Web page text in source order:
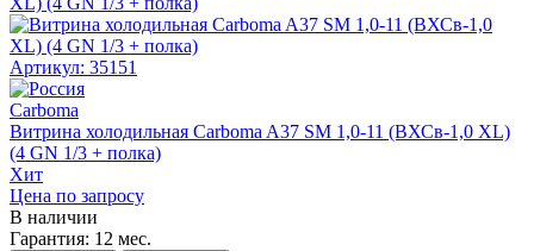
Артикул: 35151
Carboma
Витрина холодильная Carboma A37 SM 1,0-11 (ВХСв-1,0 XL)
(4 GN 1/3 + полка)
Хит
Цена по запросу
В наличии
Гарантия: 12 мес.